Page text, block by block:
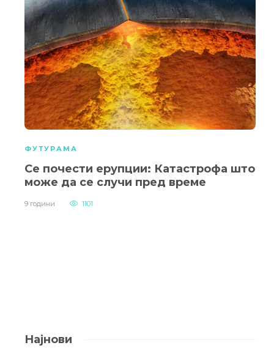
ФУТУРАМА
Се почести ерупции: Катастрофа што
може да се случи пред време
9 години 1101
Најнови